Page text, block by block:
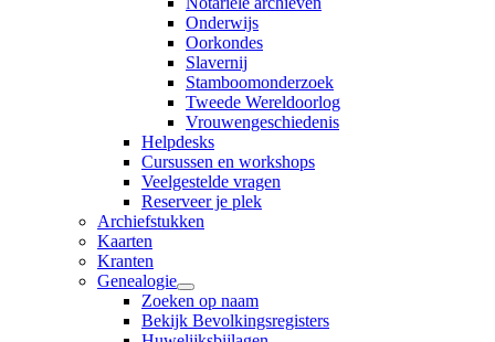
Onderwijs
Oorkondes
Slavernij
Stamboomonderzoek
Tweede Wereldoorlog
Vrouwengeschiedenis
Helpdesks
Cursussen en workshops
Veelgestelde vragen
Reserveer je plek
Archiefstukken
Kaarten
Kranten
Genealogie
Zoeken op naam
Bekijk Bevolkingsregisters